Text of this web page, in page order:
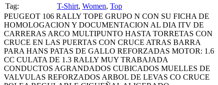
Tag:
T-Shirt, Women, Top
PEUGEOT 106 RALLY TOPE GRUPO N CON SU FICHA DE
HOMOLOGACION Y DOCUMENTACION AL DIA ITV DE
CARRERAS ARCO MULTIPUNTO HASTA TORRETAS CON
CRUCE EN LAS PUERTAS CON CRUCE ATRAS BARRA
PARA HANS PATAS DE GALLO REFORZADAS MOTOR: 1.6
CC CULATA DE 1.3 RALLY MUY TRABAJADA
CONDUCTOS AGRANDADOS CUBICADOS MUELLES DE
VALVULAS REFORZADOS ARBOL DE LEVAS CO CRUCE